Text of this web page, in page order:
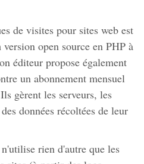
de visites pour sites web est
open source en PHP à
éditeur propose également
un abonnement mensuel
gèrent les serveurs, les
données récoltées de leur
rien d'autre que les